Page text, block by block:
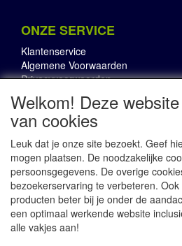
ONZE SERVICE
Klantenservice
Algemene Voorwaarden
Privacyvoorwaarden
OVER RBI
Onze Pluspunten
RBI in in de Media
Contact
Welkom! Deze
van cookies
Leuk dat je onze site bezoekt. Geef
mogen plaatsen. De noodzakelijke
persoonsgegevens. De overige
bezoekerservaring te verbeteren.
producten beter bij je onder de
een optimaal werkende website
alle vakjes aan!